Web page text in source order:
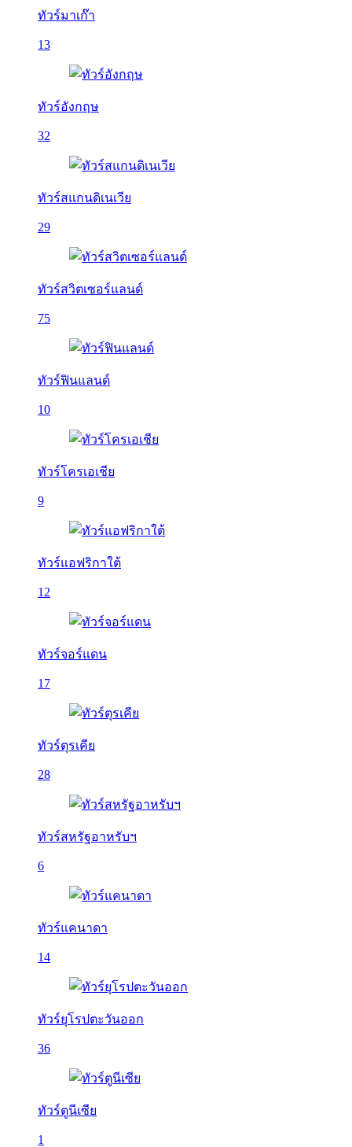
ทัวร์มาเก๊า
13
ทัวร์อังกฤษ
32
ทัวร์สแกนดิเนเวีย
29
ทัวร์สวิตเซอร์แลนด์
75
ทัวร์ฟินแลนด์
10
ทัวร์โครเอเชีย
9
ทัวร์แอฟริกาใต้
12
ทัวร์จอร์แดน
17
ทัวร์ตุรเคีย
28
ทัวร์สหรัฐอาหรับฯ
6
ทัวร์แคนาดา
14
ทัวร์ยุโรปตะวันออก
36
ทัวร์ตูนีเซีย
1